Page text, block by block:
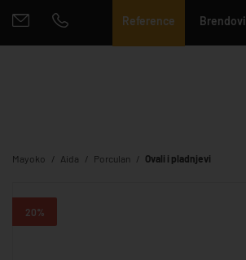
Reference Brendovi
Mayoko Aida Porculan Ovali i pladnjevi
20%